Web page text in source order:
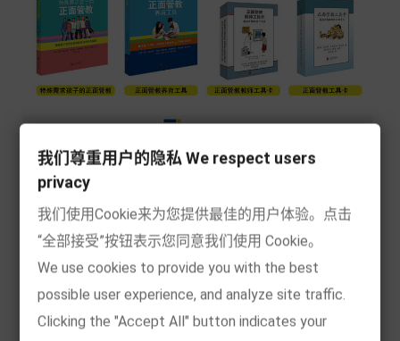
1、 畅销美国400多万册，被翻译成16种语言畅销全
球；
2、 让数百万孩子、父母和老师受益终身的经典之作；
我们尊重用户的隐私 We respect users
privacy
我们使用Cookie来为您提供最佳的用户体验。点击
“全部接受”按钮表示您同意我们使用 Cookie。
We use cookies to provide you with the best
possible user experience, and analyze site traffic.
Clicking the "Accept All" button indicates your